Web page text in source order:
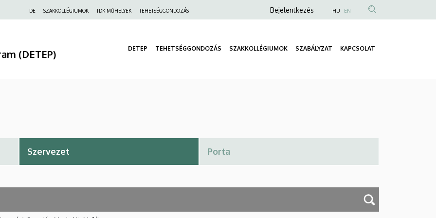
Felső
DE SZAKKOLLÉGIUMOK TDK MŰHELYEK TEHETSÉGGONDOZÁS
Anonim
menüje
Bejelentkezés HU EN
(DETEP) DETEP TEHETSÉGGONDOZÁS SZAKKOLLÉGIUMOK SZABÁLYZAT KAPCSOLAT